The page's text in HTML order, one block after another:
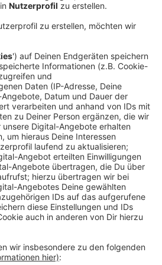
von uns über die B 67 und
zumindest ein paar von uns dort
beobachtet haben. Denn
Rhede auf der Brücke
gemacht, wovor wir uns alle
auf die Autos unter sich
hat er getroffen. Die
aber und der Fahrer verlor
die Kontrolle. Bisher ist nur
dunkel gekleidet und normal
Zeugen gesagt, dass er ein
Wahrscheinlich war es ein